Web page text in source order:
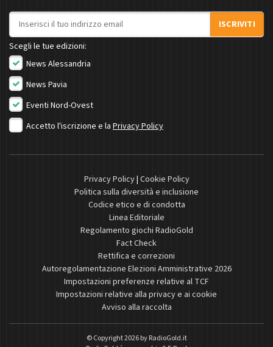
Indirizzo email
ISCRIVITI
Scegli le tue edizioni:
News Alessandria
News Pavia
Eventi Nord-Ovest
Accetto l'iscrizione e la Privacy Policy
Privacy Policy| Cookie Policy
Politica sulla diversità e inclusione
Codice etico e di condotta
Linea Editoriale
Regolamento giochi RadioGold
Fact Check
Rettifica e correzioni
Autoregolamentazione Elezioni Amministrative 2026
Impostazioni preferenze relative al TCF
Impostazioni relative alla privacy e ai cookie
Avviso alla raccolta
© Copyright 2026 byRadioGold.it